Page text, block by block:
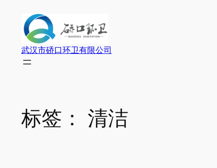
武汉市硚口环卫有限公司
标签： 清洁